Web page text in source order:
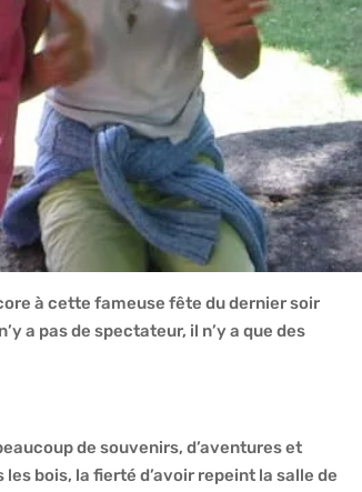
à cette fameuse fête du dernier soir
a pas de spectateur, il n’y a que des
de souvenirs, d’aventures et
bois, la fierté d’avoir repeint la salle de